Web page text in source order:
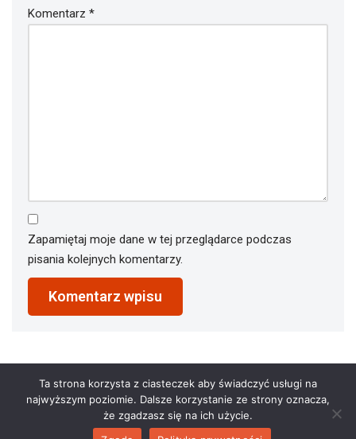
Komentarz *
Zapamiętaj moje dane w tej przeglądarce podczas
pisania kolejnych komentarzy.
Ta strona korzysta z ciasteczek aby świadczyć usługi na
najwyższym poziomie. Dalsze korzystanie ze strony oznacza,
że zgadzasz się na ich użycie.